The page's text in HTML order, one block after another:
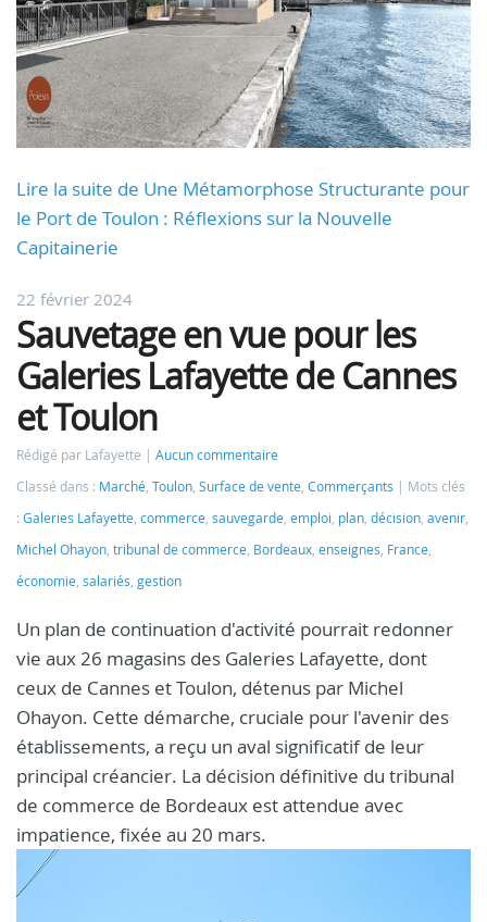
Lire la suite de Une Métamorphose Structurante pour
le Port de Toulon : Réflexions sur la Nouvelle
Capitainerie
22 février 2024
Sauvetage en vue pour les
Galeries Lafayette de Cannes
et Toulon
Rédigé par Lafayette
Aucun commentaire
Classé dans : Marché, Toulon, Surface de vente, Commerçants
Mots clés
: Galeries Lafayette, commerce, sauvegarde, emploi, plan, décision, avenir,
Michel Ohayon, tribunal de commerce, Bordeaux, enseignes, France,
économie, salariés, gestion
Un plan de continuation d'activité pourrait redonner
vie aux 26 magasins des Galeries Lafayette, dont
ceux de Cannes et Toulon, détenus par Michel
Ohayon. Cette démarche, cruciale pour l'avenir des
établissements, a reçu un aval significatif de leur
principal créancier. La décision définitive du tribunal
de commerce de Bordeaux est attendue avec
impatience, fixée au 20 mars.